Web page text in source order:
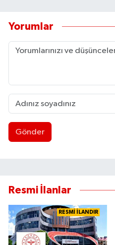
Yorumlar
Gönder
Resmi İlanlar
RESMİ İLANDIR